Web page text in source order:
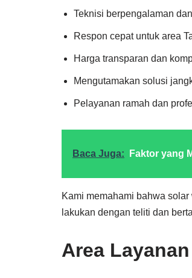
Teknisi berpengalaman
Respon cepat untuk area
Harga transparan dan
Mengutamakan solusi
Pelayanan ramah dan
Baca Juga: Faktor yang
Kami memahami bahwa
lakukan dengan teliti dan
Area